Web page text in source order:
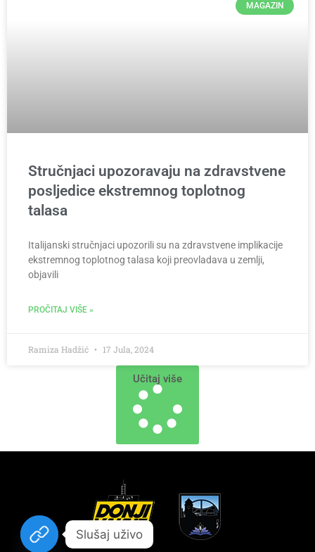
MAGAZIN
Stručnjaci upozoravaju na zdravstvene
posljedice ekstremnog toplotnog
talasa
Italijanski stručnjaci upozorili su na zdravstvene implikacije
ekstremnog toplotnog talasa koji preovladava u zemlji,
objavili
PROČITAJ VIŠE »
Ramiza Hadžić 17 Jula, 2024
Učitaj više
Slušaj uživo